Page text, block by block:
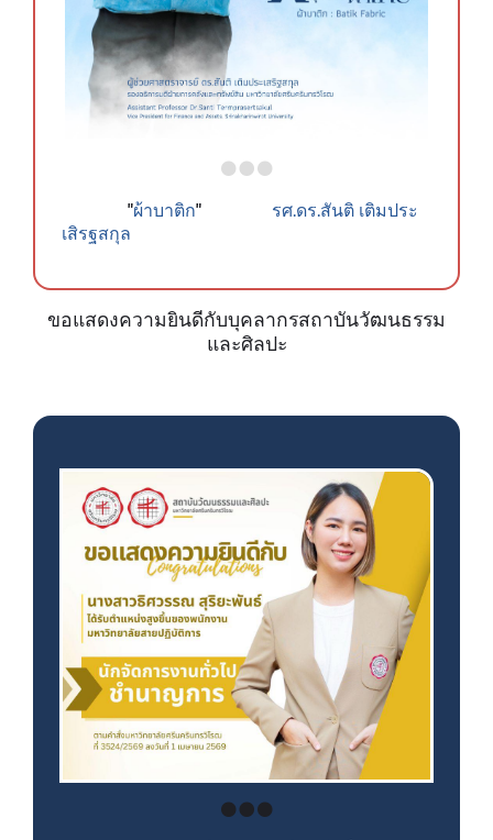
"ผ้าบาติก" รศ.ดร.สันติ เติมประ
เสิรฐสกุล
ขอแสดงความยินดีกับบุคลากรสถาบันวัฒนธรรม
และศิลปะ